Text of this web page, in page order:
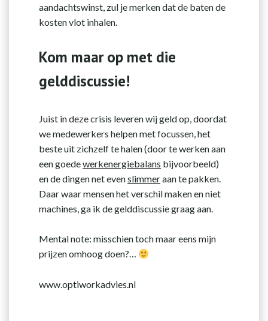
aandachtswinst, zul je merken dat de baten de
kosten vlot inhalen.
Kom maar op met die
gelddiscussie!
Juist in deze crisis leveren wij geld op, doordat
we medewerkers helpen met focussen, het
beste uit zichzelf te halen (door te werken aan
een goedewerkenergiebalans bijvoorbeeld)
en de dingen net evenslimmeraan te pakken.
Daar waar mensen het verschil maken en niet
machines, ga ik de gelddiscussie graag aan.
Mental note: misschien toch maar eens mijn
prijzen omhoog doen?…
www.optiworkadvies.nl